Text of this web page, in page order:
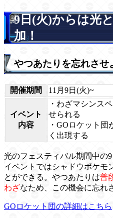
9日(火)からは光
加！
やつあたりを忘れさせ
開催期間 11月9日(火)~
イベント
内容
・わざマシンス
せられる
・GOロケット
く出現する
光のフェスティバル期間中の
イベントではシャドウポケモ
とができる。やつあたりは普
わざなため、この機会に忘れ
GOロケット団の詳細はこちら